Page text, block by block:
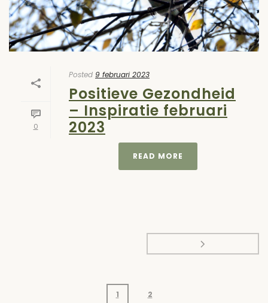
0
Posted 9 februari 2023
Positieve Gezondheid
– Inspiratie februari
2023
READ MORE
1 2